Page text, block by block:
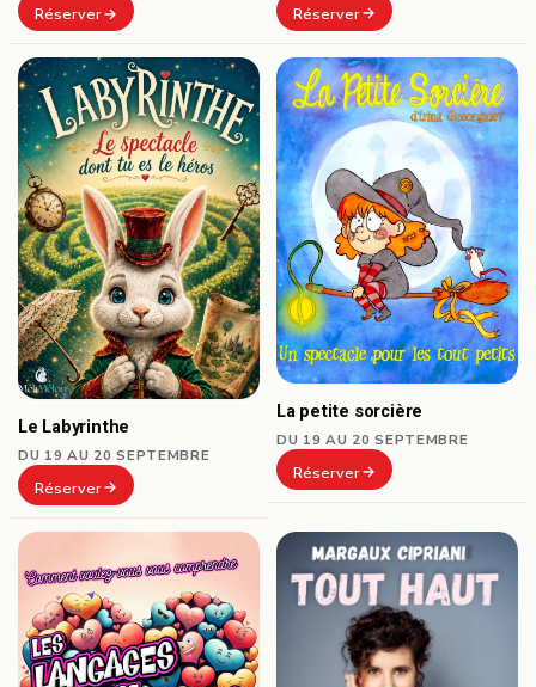
Réserver Réserver
Le Labyrinthe
DU 19 AU 20 SEPTEMBRE
Réserver
La petite sorcière
DU 19 AU 20 SEPTEMBRE
Réserver